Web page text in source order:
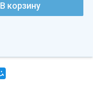
В корзину